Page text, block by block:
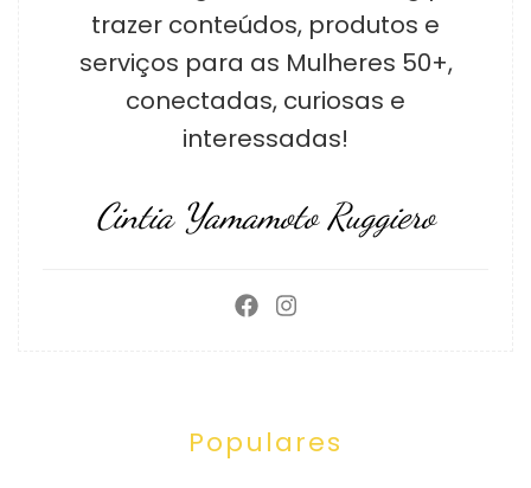
trazer conteúdos, produtos e
serviços para as Mulheres 50+,
conectadas, curiosas e
interessadas!
Cintia Yamamoto Ruggiero
Populares